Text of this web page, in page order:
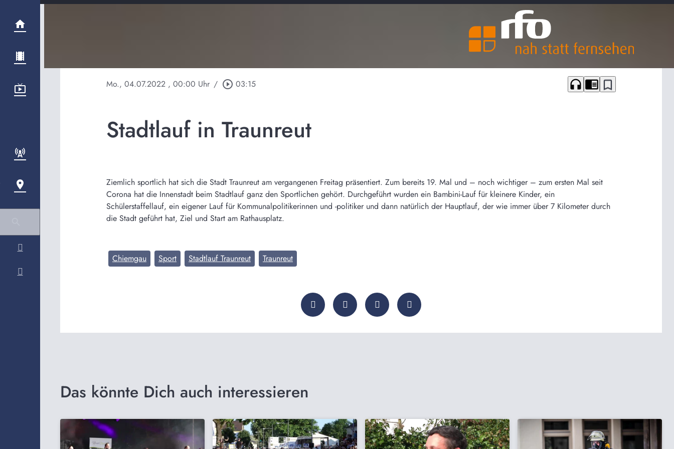
Mo., 04.07.2022 , 00:00 Uhr / play_circle_outline 03:15 headphones chrome_reader_mode bookmark_border
Stadtlauf in Traunreut
Ziemlich sportlich hat sich die Stadt Traunreut am vergangenen Freitag präsentiert. Zum bereits 19. Mal und – noch wichtiger – zum ersten Mal seit
Corona hat die Innenstadt beim Stadtlauf ganz den Sportlichen gehört. Durchgeführt wurden ein Bambini-Lauf für kleinere Kinder, ein
Schülerstaffellauf, ein eigener Lauf für Kommunalpolitikerinnen und -politiker und dann natürlich der Hauptlauf, der wie immer über 7 Kilometer durch
die Stadt geführt hat, Ziel und Start am Rathausplatz.
Chiemgau Sport Stadtlauf Traunreut Traunreut
Das könnte Dich auch interessieren